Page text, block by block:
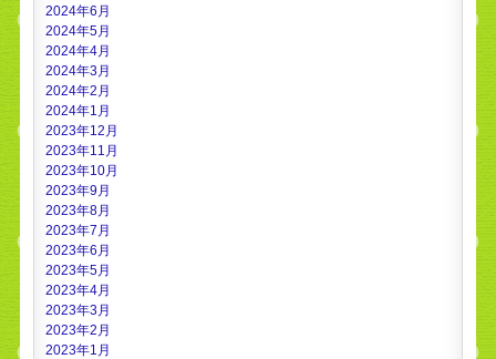
2024年6月
2024年5月
2024年4月
2024年3月
2024年2月
2024年1月
2023年12月
2023年11月
2023年10月
2023年9月
2023年8月
2023年7月
2023年6月
2023年5月
2023年4月
2023年3月
2023年2月
2023年1月